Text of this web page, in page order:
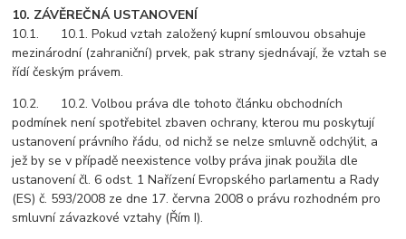
10. ZÁVĚREČNÁ USTANOVENÍ
10.1. 10.1. Pokud vztah založený kupní smlouvou obsahuje
mezinárodní (zahraniční) prvek, pak strany sjednávají, že vztah se
řídí českým právem.
10.2. 10.2. Volbou práva dle tohoto článku obchodních
podmínek není spotřebitel zbaven ochrany, kterou mu poskytují
ustanovení právního řádu, od nichž se nelze smluvně odchýlit, a
jež by se v případě neexistence volby práva jinak použila dle
ustanovení čl. 6 odst. 1 Nařízení Evropského parlamentu a Rady
(ES) č. 593/2008 ze dne 17. června 2008 o právu rozhodném pro
smluvní závazkové vztahy (Řím I).